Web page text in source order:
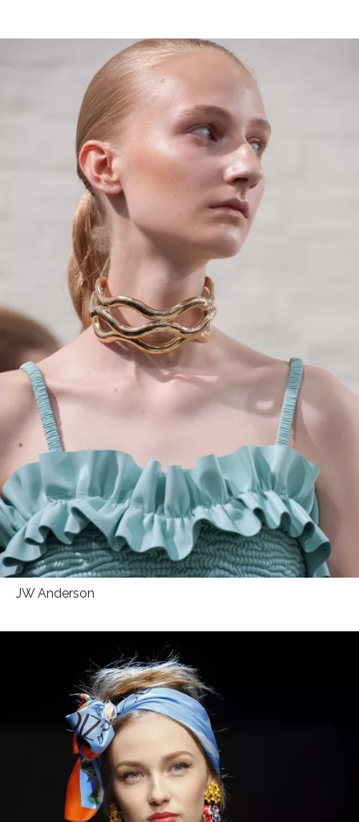
NEWSLETTER
JW Anderson